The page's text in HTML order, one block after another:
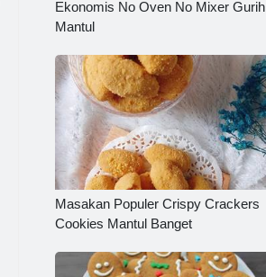
Ekonomis No Oven No Mixer Gurih
Mantul
Masakan Populer Crispy Crackers
Cookies Mantul Banget